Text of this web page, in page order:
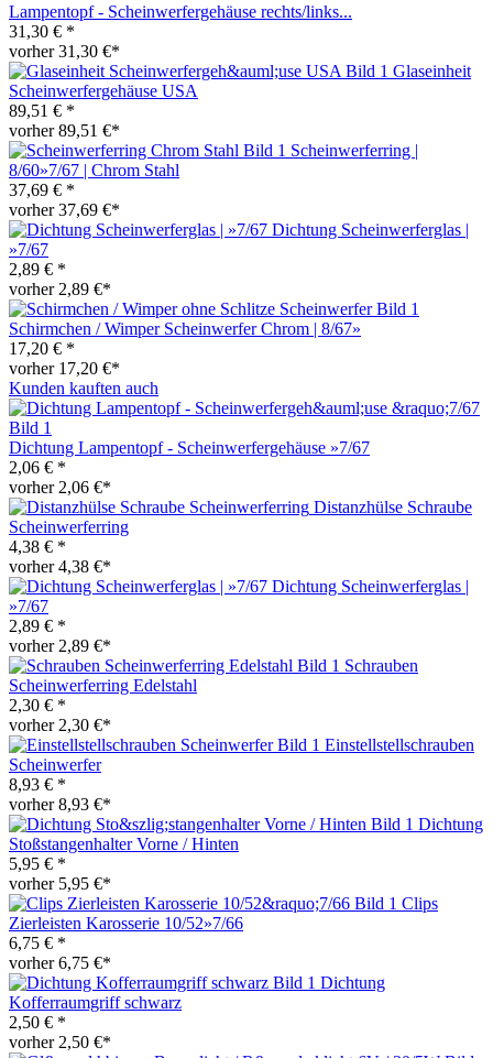
Lampentopf - Scheinwerfergehäuse rechts/links...
31,30 € *
vorher 31,30 €*
Glaseinheit
Scheinwerfergehäuse USA
89,51 € *
vorher 89,51 €*
Scheinwerferring |
8/60»7/67 | Chrom Stahl
37,69 € *
vorher 37,69 €*
Dichtung Scheinwerferglas |
»7/67
2,89 € *
vorher 2,89 €*
Schirmchen / Wimper Scheinwerfer Chrom | 8/67»
17,20 € *
vorher 17,20 €*
Kunden kauften auch
Dichtung Lampentopf - Scheinwerfergehäuse »7/67
2,06 € *
vorher 2,06 €*
Distanzhülse Schraube
Scheinwerferring
4,38 € *
vorher 4,38 €*
Dichtung Scheinwerferglas |
»7/67
2,89 € *
vorher 2,89 €*
Schrauben
Scheinwerferring Edelstahl
2,30 € *
vorher 2,30 €*
Einstellstellschrauben
Scheinwerfer
8,93 € *
vorher 8,93 €*
Dichtung
Stoßstangenhalter Vorne / Hinten
5,95 € *
vorher 5,95 €*
Clips
Zierleisten Karosserie 10/52»7/66
6,75 € *
vorher 6,75 €*
Dichtung
Kofferraumgriff schwarz
2,50 € *
vorher 2,50 €*